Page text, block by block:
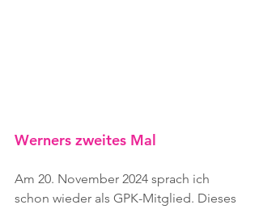
Werners zweites Mal
Am 20. November 2024 sprach ich
schon wieder als GPK-Mitglied. Dieses